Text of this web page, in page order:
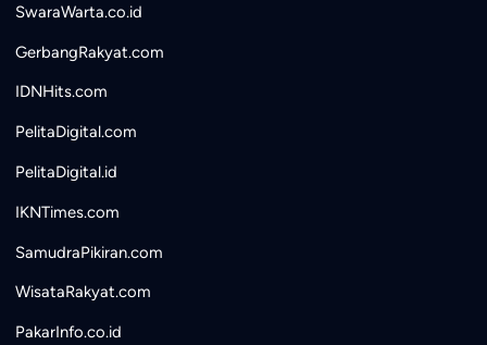
SwaraWarta.co.id
GerbangRakyat.com
IDNHits.com
PelitaDigital.com
PelitaDigital.id
IKNTimes.com
SamudraPikiran.com
WisataRakyat.com
PakarInfo.co.id